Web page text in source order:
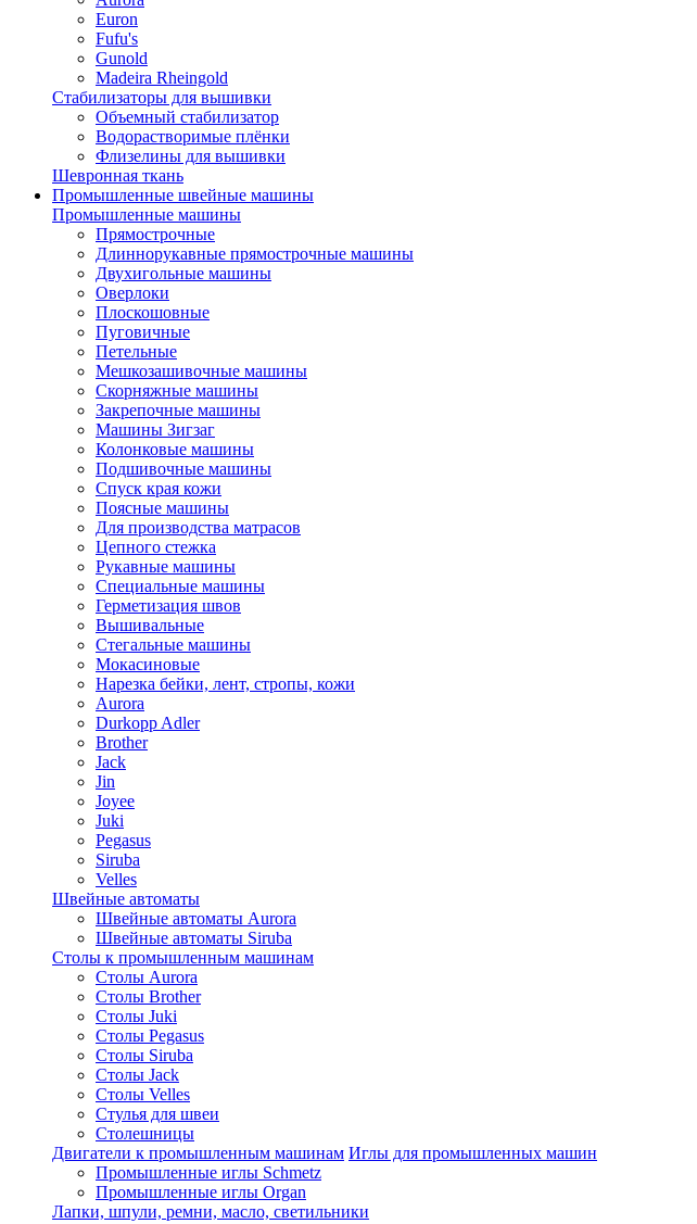
Euron
Fufu's
Gunold
Madeira Rheingold
Стабилизаторы для вышивки
Объемный стабилизатор
Водорастворимые плёнки
Флизелины для вышивки
Шевронная ткань
Промышленные швейные машины
Промышленные машины
Прямострочные
Длиннорукавные прямострочные машины
Двухигольные машины
Оверлоки
Плоскошовные
Пуговичные
Петельные
Мешкозашивочные машины
Скорняжные машины
Закрепочные машины
Машины Зигзаг
Колонковые машины
Подшивочные машины
Спуск края кожи
Поясные машины
Для производства матрасов
Цепного стежка
Рукавные машины
Специальные машины
Герметизация швов
Вышивальные
Стегальные машины
Мокасиновые
Нарезка бейки, лент, стропы, кожи
Aurora
Durkopp Adler
Brother
Jack
Jin
Joyee
Juki
Pegasus
Siruba
Velles
Швейные автоматы
Швейные автоматы Aurora
Швейные автоматы Siruba
Столы к промышленным машинам
Столы Aurora
Столы Brother
Столы Juki
Столы Pegasus
Столы Siruba
Столы Jack
Столы Velles
Стулья для швеи
Столешницы
Двигатели к промышленным машинам Иглы для промышленных машин
Промышленные иглы Schmetz
Промышленные иглы Organ
Лапки, шпули, ремни, масло, светильники